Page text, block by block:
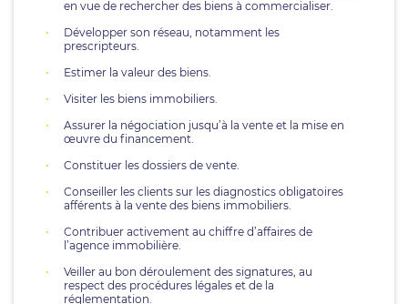
en vue de rechercher des biens à commercialiser.
Développer son réseau, notamment les
prescripteurs.
Estimer la valeur des biens.
Visiter les biens immobiliers.
Assurer la négociation jusqu’à la vente et la mise en
œuvre du financement.
Constituer les dossiers de vente.
Conseiller les clients sur les diagnostics obligatoires
afférents à la vente des biens immobiliers.
Contribuer activement au chiffre d’affaires de
l’agence immobilière.
Veiller au bon déroulement des signatures, au
respect des procédures légales et de la
réglementation.